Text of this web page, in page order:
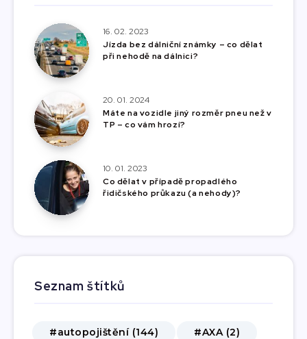
16. 02. 2023
Jízda bez dálniční známky – co dělat
při nehodě na dálnici?
20. 01. 2024
Máte na vozidle jiný rozměr pneu než v
TP – co vám hrozí?
10. 01. 2023
Co dělat v případě propadlého
řidičského průkazu (a nehody)?
Seznam štítků
#autopojištění (144) #AXA (2)